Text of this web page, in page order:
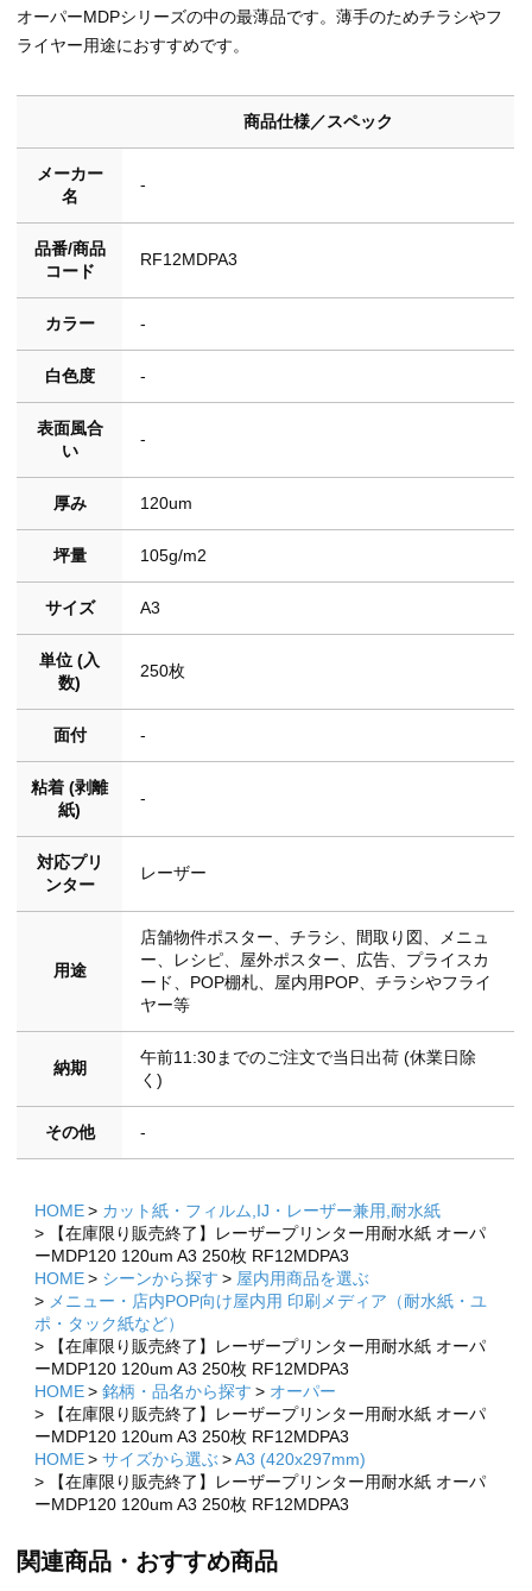
オーパーMDPシリーズの中の最薄品です。薄手のためチラシやフ
ライヤー用途におすすめです。
商品仕様／スペック
メーカー
名
-
品番/商品
コード
RF12MDPA3
カラー -
白色度 -
表面風合
い
-
厚み 120um
坪量 105g/m2
サイズ A3
単位 (入
数)
250枚
面付 -
粘着 (剥離
紙)
-
対応プリ
ンター
レーザー
用途
店舗物件ポスター、チラシ、間取り図、メニュ
ー、レシピ、屋外ポスター、広告、プライスカ
ード、POP棚札、屋内用POP、チラシやフライ
ヤー等
納期
午前11:30までのご注文で当日出荷 (休業日除
く)
その他 -
HOME
カット紙・フィルム,IJ・レーザー兼用,耐水紙
【在庫限り販売終了】レーザープリンター用耐水紙 オーパ
ーMDP120 120um A3 250枚 RF12MDPA3
HOME
シーンから探す
屋内用商品を選ぶ
メニュー・店内POP向け屋内用 印刷メディア（耐水紙・ユ
ポ・タック紙など）
【在庫限り販売終了】レーザープリンター用耐水紙 オーパ
ーMDP120 120um A3 250枚 RF12MDPA3
HOME
銘柄・品名から探す
オーパー
【在庫限り販売終了】レーザープリンター用耐水紙 オーパ
ーMDP120 120um A3 250枚 RF12MDPA3
HOME
サイズから選ぶ
A3 (420x297mm)
【在庫限り販売終了】レーザープリンター用耐水紙 オーパ
ーMDP120 120um A3 250枚 RF12MDPA3
関連商品・おすすめ商品